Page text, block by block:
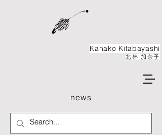
Kanako ​Kitabayashi
北林 加奈子
news